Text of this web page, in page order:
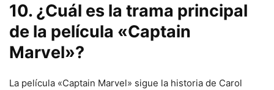
10. ¿Cuál es la trama principal
de la película «Captain
Marvel»?
La película «Captain Marvel» sigue la historia de Carol